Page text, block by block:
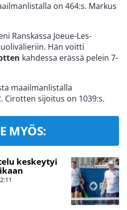
on 464:s. Markus
Ranskassa Joeue-Les-
Hän voitti
kahdessa erässä pelein 7-
maailmanlistalla
Cirotten sijoitus on 1039:s.
MYÖS:
keskeytyi